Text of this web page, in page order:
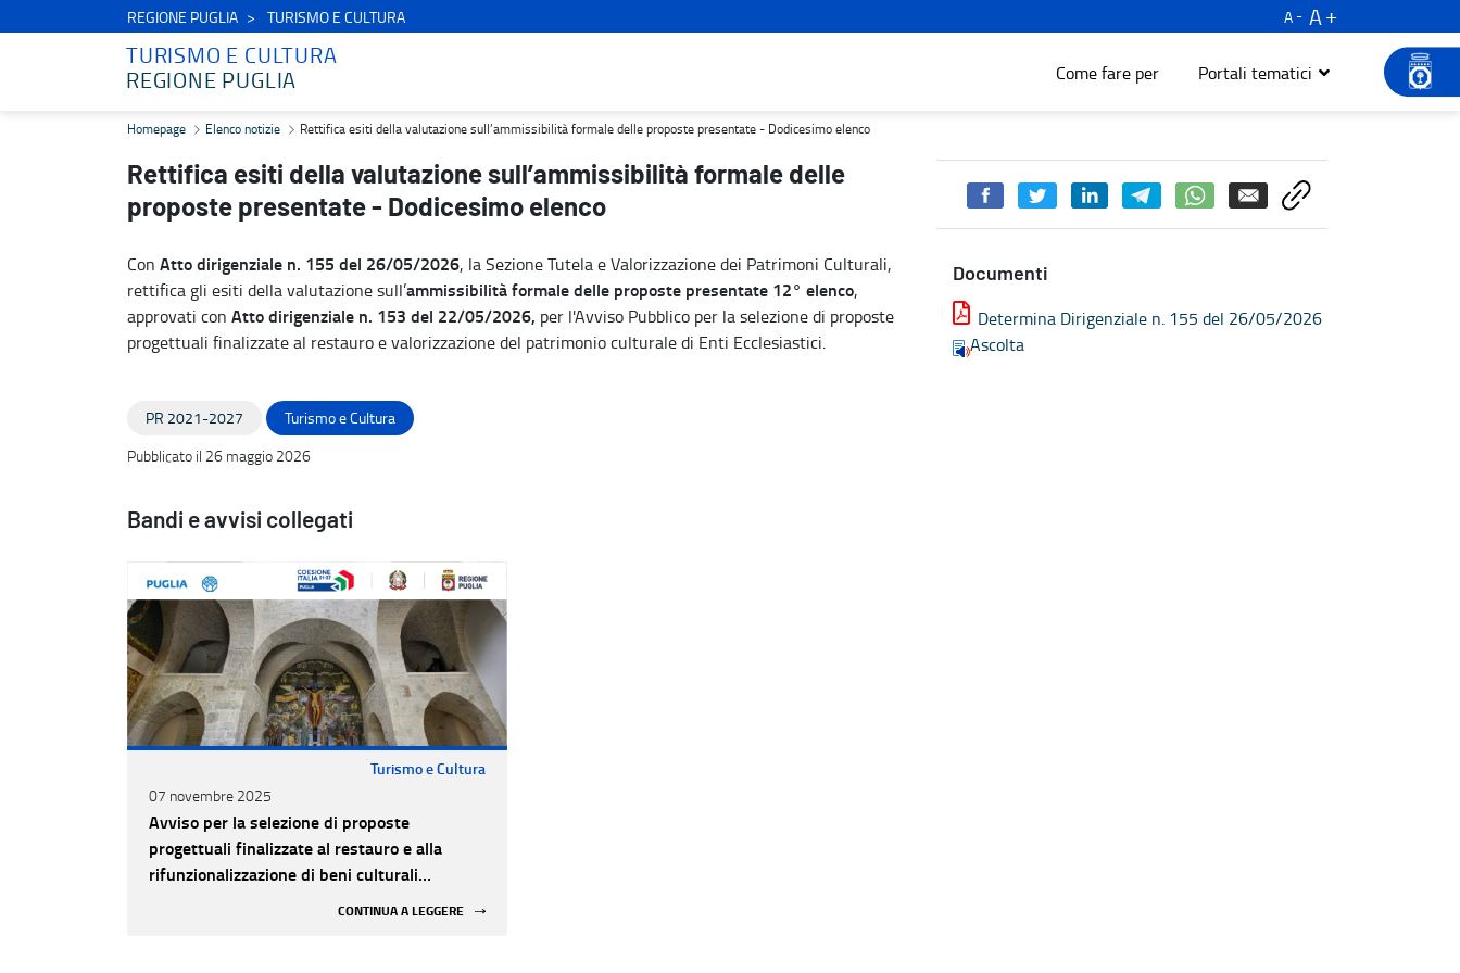
REGIONE PUGLIA TURISMO E CULTURA A
A
TURISMO E CULTURA
REGIONE PUGLIA
Come fare per Portali tematici
Rettifica esiti della valutazione sull’ammissibilità formale delle proposte presentate - Dodicesimo elenco - Turismo e cultura
Homepage Elenco notizie Rettifica esiti della valutazione sull’ammissibilità formale delle proposte presentate - Dodicesimo elenco
Rettifica esiti della valutazione sull’ammissibilità formale delle
proposte presentate - Dodicesimo elenco
Con Atto dirigenziale n. 155 del 26/05/2026, la Sezione Tutela e Valorizzazione dei Patrimoni Culturali,
rettifica gli esiti della valutazione sull’ammissibilità formale delle proposte presentate 12° elenco,
approvati con Atto dirigenziale n. 153 del 22/05/2026, per l'Avviso Pubblico per la selezione di proposte
progettuali finalizzate al restauro e valorizzazione del patrimonio culturale di Enti Ecclesiastici.
Documenti
Determina Dirigenziale n. 155 del 26/05/2026
Ascolta
PR 2021-2027
Turismo e Cultura
Pubblicato il 26 maggio 2026
Bandi e avvisi collegati
Turismo e Cultura
07 novembre 2025
Avviso per la selezione di proposte
progettuali finalizzate al restauro e alla
rifunzionalizzazione di beni culturali
CONTINUA A LEGGERE